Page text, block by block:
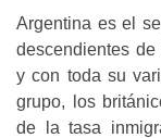
Argentina es el
descendientes
y con toda su
grupo, los
de la tasa